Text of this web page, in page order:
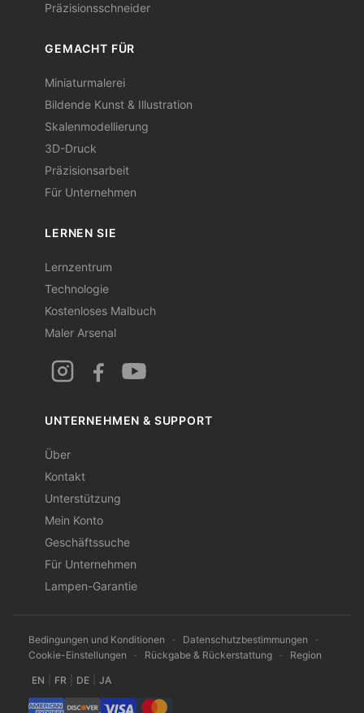
Präzisionsschneider
GEMACHT FÜR
Miniaturmalerei
Bildende Kunst & Illustration
Skalenmodellierung
3D-Druck
Präzisionsarbeit
Für Unternehmen
LERNEN SIE
Lernzentrum
Technologie
Kostenloses Malbuch
Maler Arsenal
UNTERNEHMEN & SUPPORT
Über
Kontakt
Unterstützung
Mein Konto
Geschäftssuche
Für Unternehmen
Lampen-Garantie
Bedingungen und Konditionen - Datenschutzbestimmungen
-
Cookie-Einstellungen
- Rückgabe & Rückerstattung - Region
EN FR DE JA